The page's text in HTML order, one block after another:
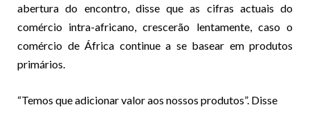
abertura do encontro, disse que as cifras actuais do
comércio intra-africano, crescerão lentamente, caso o
comércio de África continue a se basear em produtos
primários.
“Temos que adicionar valor aos nossos produtos”. Disse